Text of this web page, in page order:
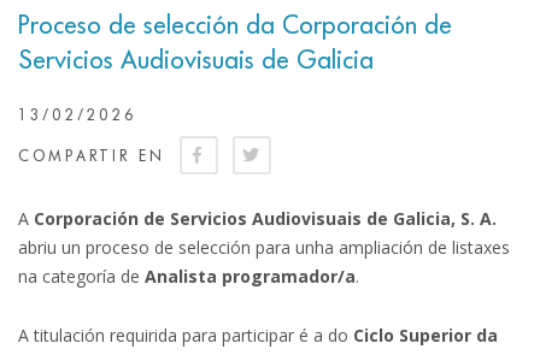
Proceso de selección da Corporación de
Servicios Audiovisuais de Galicia
13/02/2026
COMPARTIR EN
A Corporación de Servicios Audiovisuais de Galicia, S. A.
abriu un proceso de selección para unha ampliación de listaxes
na categoría de Analista programador/a.
A titulación requirida para participar é a do Ciclo Superior da